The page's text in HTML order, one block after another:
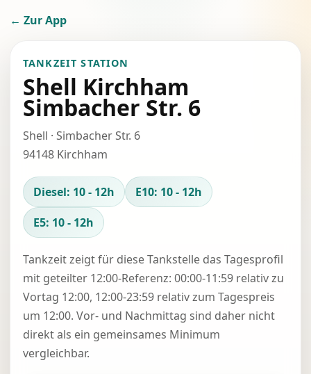
← Zur App
TANKZEIT STATION
Shell Kirchham
Simbacher Str. 6
Shell · Simbacher Str. 6
94148 Kirchham
Diesel: 10 - 12h
E10: 10 - 12h
E5: 10 - 12h
Tankzeit zeigt für diese Tankstelle das Tagesprofil
mit geteilter 12:00-Referenz: 00:00-11:59 relativ zu
Vortag 12:00, 12:00-23:59 relativ zum Tagespreis
um 12:00. Vor- und Nachmittag sind daher nicht
direkt als ein gemeinsames Minimum
vergleichbar.